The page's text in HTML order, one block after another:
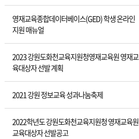
육
영재교육종합데이터베이스(GED) 학생 온라인
지원 매뉴얼
2023 강원도화천교육지원청영재교육원 영재교
육대상자 선발 계획
2021 강원 정보교육 성과나눔축제
2022학년도 강원도화천교육지원청 영재교육원
교육대상자 선발공고